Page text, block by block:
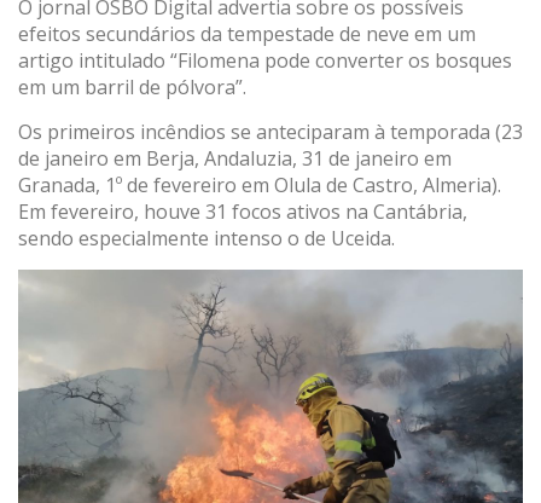
O jornal OSBO Digital advertia sobre os possíveis
efeitos secundários da tempestade de neve em um
artigo intitulado “Filomena pode converter os bosques
em um barril de pólvora”.
Os primeiros incêndios se anteciparam à temporada (23
de janeiro em Berja, Andaluzia, 31 de janeiro em
Granada, 1º de fevereiro em Olula de Castro, Almeria).
Em fevereiro, houve 31 focos ativos na Cantábria,
sendo especialmente intenso o de Uceida.